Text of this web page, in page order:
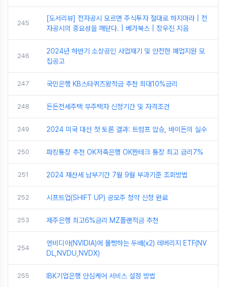
245
[도서리뷰] 전자공시 모르면 주식투자 절대로 하지마라 | 전
자공시의 중요성을 깨닫다. | 베가북스 | 장우진 지음
246
2024년 하반기 소상공인 사업재기 및 안전한 폐업지원 모
집공고
247 국민은행 KB스타퀴즈왕적금 추천 최대10%금리
248 든든전세주택 무주택자 신청기간 및 자격조건
249 2024 미국 대선 첫 토론 결과: 트럼프 압승, 바이든의 실수
250 파킹통장 추천 OK저축은행 OK짠테크 통장 최고 금리7%
251 2024 재산세 납부기간 7월 9월 부과기준 조회방법
252 시프트업(SHIFT UP) 공모주 청약 신청 완료
253 제주은행 최고6%금리 MZ플랜적금 추천
254
엔비디아(NVIDIA)에 몰빵하는 두배(x2) 레버리지 ETF(NV
DL,NVDU,NVDX)
255 IBK기업은행 안심케어 서비스 설정 방법